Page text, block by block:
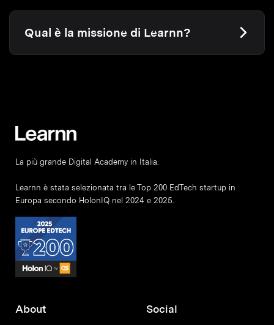
Qual è la missione di Learnn?
La più grande Digital Academy in Italia.
Learnn è stata selezionata tra le Top 200 EdTech startup in
Europa secondo HolonIQ nel 2024 e 2025.
About Social